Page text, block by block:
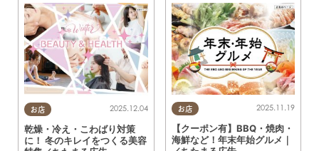
お店 2025.12.04
乾燥・冷え・こわばり対策
に！ 冬のキレイをつくる美容
お店 2025.11.19
【クーポン有】BBQ・焼肉・
海鮮など！年末年始グルメ｜